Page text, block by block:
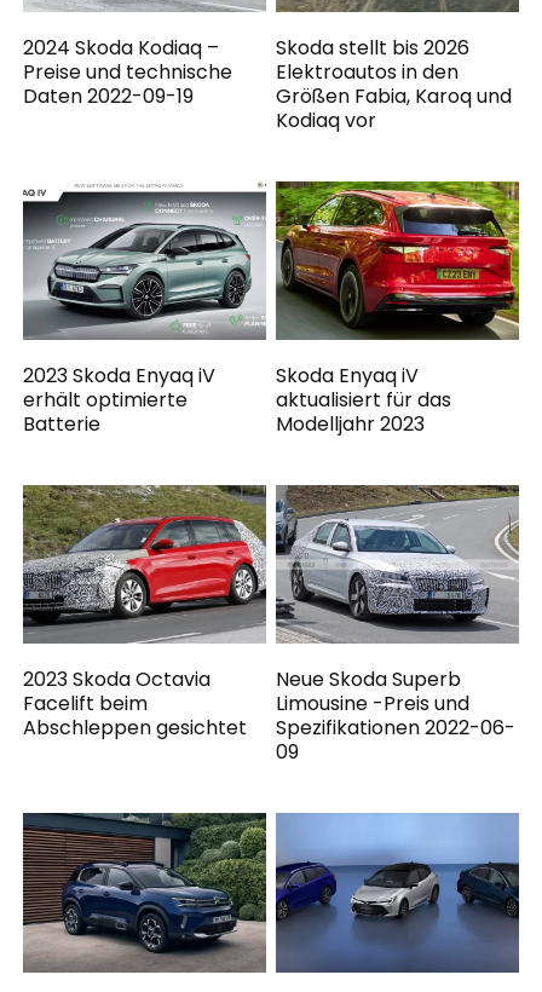
2024 Skoda Kodiaq –
Preise und technische
Daten 2022-09-19
Skoda stellt bis 2026
Elektroautos in den
Größen Fabia, Karoq und
Kodiaq vor
2023 Skoda Enyaq iV
erhält optimierte
Batterie
Skoda Enyaq iV
aktualisiert für das
Modelljahr 2023
2023 Skoda Octavia
Facelift beim
Abschleppen gesichtet
Neue Skoda Superb
Limousine -Preis und
Spezifikationen 2022-06-
09